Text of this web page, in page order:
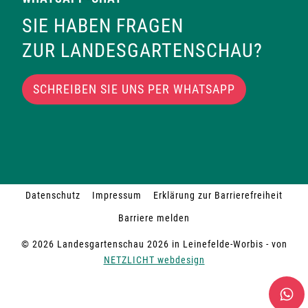
SIE HABEN FRAGEN
ZUR LANDESGARTENSCHAU?
SCHREIBEN SIE UNS PER WHATSAPP
© 2026 Landesgartenschau 2026 in Leinefelde-Worbis - von
NETZLICHT webdesign
Datenschutz Impressum
Erklärung zur Barrierefreiheit
Barriere melden